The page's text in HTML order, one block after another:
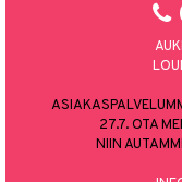
27.7. OTA
NIIN